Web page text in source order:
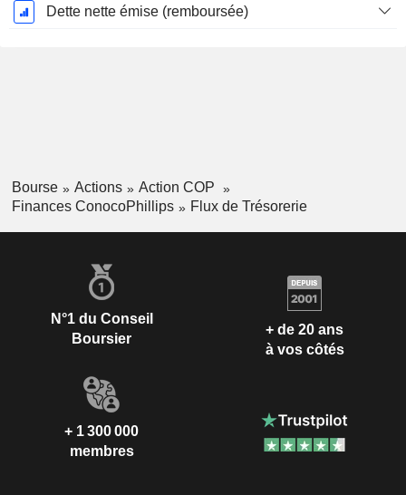
Dette nette émise (remboursée)
Bourse Actions
Action COP
Finances ConocoPhillips
Flux de Trésorerie
N°1 du Conseil
Boursier
+ de 20 ans
à vos côtés
+ 1 300 000
membres